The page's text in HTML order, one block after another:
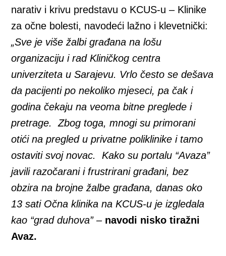
narativ i krivu predstavu o KCUS-u – Klinike
za očne bolesti, navodeći lažno i klevetnički:
„Sve je više žalbi građana na lošu
organizaciju i rad Kliničkog centra
univerziteta u Sarajevu. Vrlo često se dešava
da pacijenti po nekoliko mjeseci, pa čak i
godina čekaju na veoma bitne preglede i
pretrage. Zbog toga, mnogi su primorani
otići na pregled u privatne poliklinike i tamo
ostaviti svoj novac. Kako su portalu “Avaza”
javili razočarani i frustrirani građani, bez
obzira na brojne žalbe građana, danas oko
13 sati Očna klinika na KCUS-u je izgledala
kao “grad duhova” – navodi nisko tiražni
Avaz.